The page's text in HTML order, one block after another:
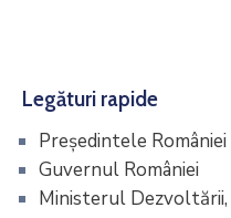
Legături rapide
Preşedintele României
Guvernul României
Ministerul